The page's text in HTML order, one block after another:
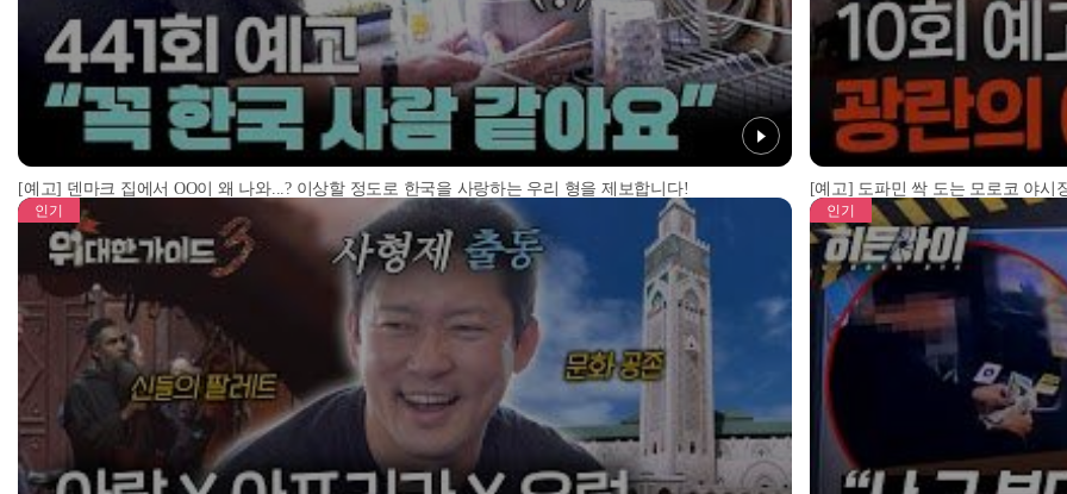
[예고] 덴마크 집에서 OO이 왜 나와...? 이상할 정도로 한국을 사랑하는 우리 형을 제보합니다! [예고] 도파민 싹 도는 모로코 야시
인기 인기